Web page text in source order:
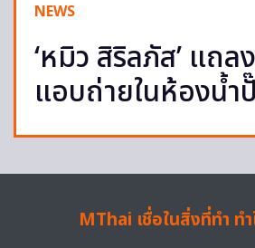
NEWS
‘หมิว สิริลภัส’ แถล
แอบถ่ายในห้องน้ำ
MThai เชื่อในสิ่งที่ทำ ท